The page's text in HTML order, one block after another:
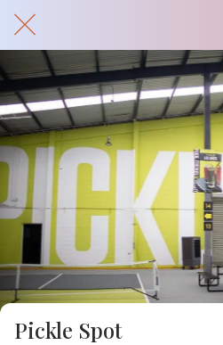
Pickle Spot